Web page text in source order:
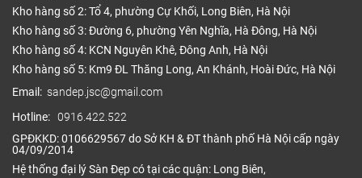
Kho hàng số 2: Tổ 4, phường Cự Khối, Long Biên, Hà Nội
Kho hàng số 3: Đường 6, phường Yên Nghĩa, Hà Đông, Hà Nội
Kho hàng số 4: KCN Nguyên Khê, Đông Anh, Hà Nội
Kho hàng số 5: Km9 ĐL Thăng Long, An Khánh, Hoài Đức, Hà Nội
Email: sandep.jsc@gmail.com
Hotline: 0916.422.522
GPĐKKD: 0106629567 do Sở KH & ĐT thành phố Hà Nội cấp ngày
04/09/2014
Hệ thống đại lý Sàn Đẹp có tại các quận: Long Biên,